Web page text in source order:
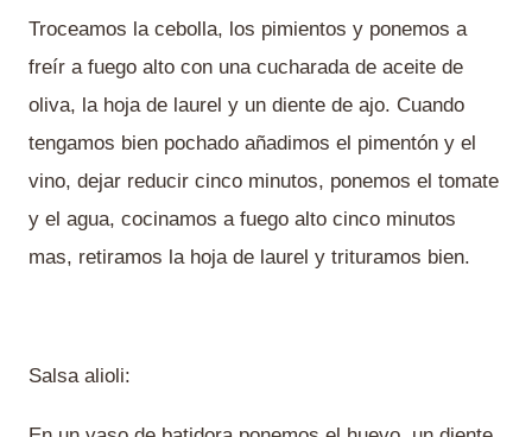
Troceamos la cebolla, los pimientos y ponemos a
freír a fuego alto con una cucharada de aceite de
oliva, la hoja de laurel y un diente de ajo. Cuando
tengamos bien pochado añadimos el pimentón y el
vino, dejar reducir cinco minutos, ponemos el tomate
y el agua, cocinamos a fuego alto cinco minutos
mas, retiramos la hoja de laurel y trituramos bien.
Salsa alioli: